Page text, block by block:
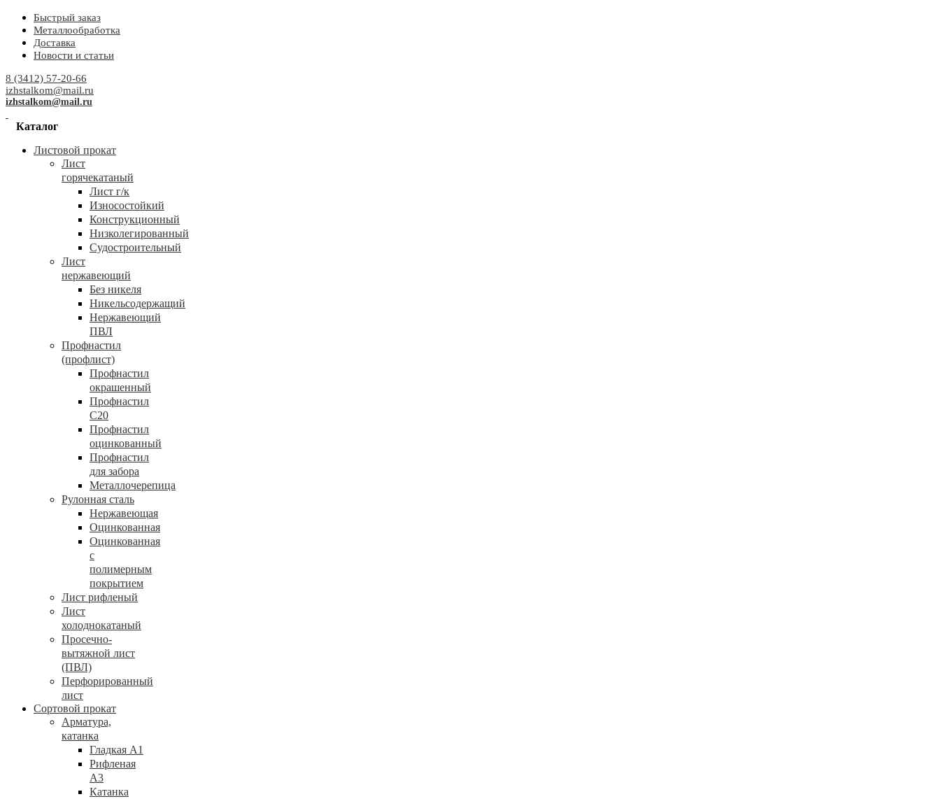
Быстрый заказ
Металлообработка
Доставка
Новости и статьи
8 (3412) 57-20-66
izhstalkom@mail.ru
izhstalkom@mail.ru
Каталог
Листовой прокат
Лист
горячекатаный
Лист г/к
Износостойкий
Конструкционный
Низколегированный
Судостроительный
Лист
нержавеющий
Без никеля
Никельсодержащий
Нержавеющий
ПВЛ
Профнастил
(профлист)
Профнастил
окрашенный
Профнастил
С20
Профнастил
оцинкованный
Профнастил
для забора
Металлочерепица
Рулонная сталь
Нержавеющая
Оцинкованная
Оцинкованная
с
полимерным
покрытием
Лист рифленый
Лист
холоднокатаный
Просечно-
вытяжной лист
(ПВЛ)
Перфорированный
лист
Сортовой прокат
Арматура,
катанка
Гладкая А1
Рифленая
А3
Катанка